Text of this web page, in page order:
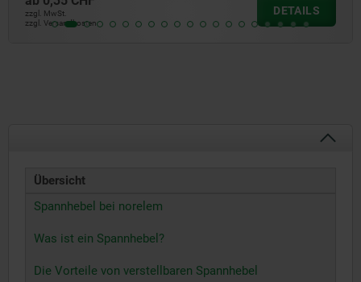
zzgl. MwSt.
zzgl. Versandkosten
DETAILS
Übersicht
Spannhebel bei norelem
Was ist ein Spannhebel?
Die Vorteile von verstellbaren Spannhebel